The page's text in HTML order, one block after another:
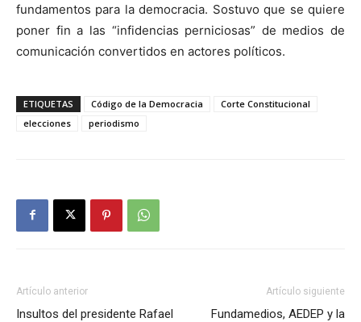
fundamentos para la democracia. Sostuvo que se quiere
poner fin a las “infidencias perniciosas” de medios de
comunicación convertidos en actores políticos.
ETIQUETAS Código de la Democracia
Corte Constitucional
elecciones
periodismo
Artículo anterior
Insultos del presidente Rafael
Artículo siguiente
Fundamedios, AEDEP y la